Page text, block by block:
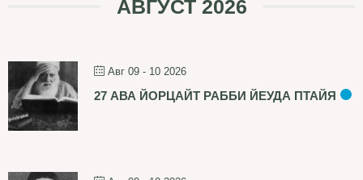
АВГУСТ 2026
Авг 09 - 10 2026
27 АВА ЙОРЦАЙТ РАББИ ЙЕУДА ПТАЙЯ